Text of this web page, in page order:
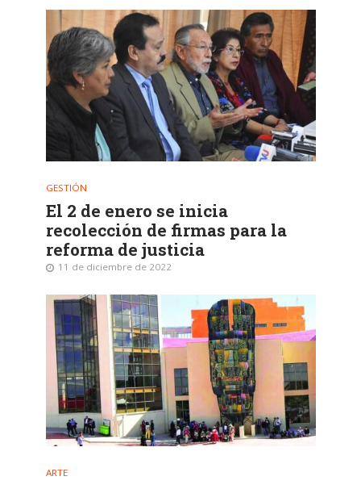
GESTIÓN
El 2 de enero se inicia
recolección de firmas para la
reforma de justicia
11 de diciembre de 2022
ARTE